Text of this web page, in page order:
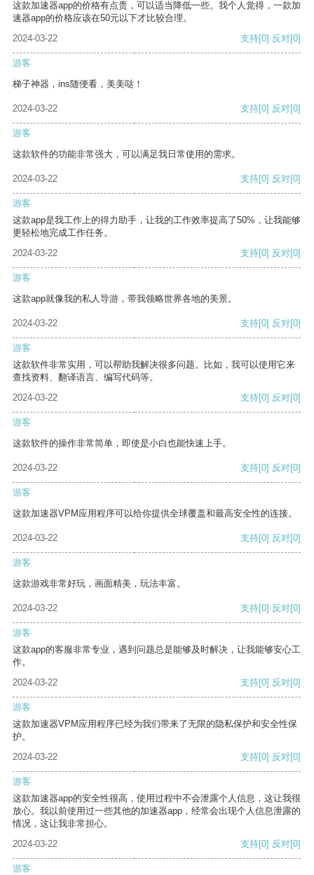
这款加速器app的价格有点贵，可以适当降低一些。我个人觉得，一款加
速器app的价格应该在50元以下才比较合理。
2024-03-22
支持[0] 反对[0]
游客
梯子神器，ins随便看，美美哒！
2024-03-22 支持[0] 反对[0]
游客
这款软件的功能非常强大，可以满足我日常使用的需求。
2024-03-22 支持[0] 反对[0]
游客
这款app是我工作上的得力助手，让我的工作效率提高了50%，让我能够
更轻松地完成工作任务。
2024-03-22
支持[0] 反对[0]
游客
这款app就像我的私人导游，带我领略世界各地的美景。
2024-03-22 支持[0] 反对[0]
游客
这款软件非常实用，可以帮助我解决很多问题。比如，我可以使用它来
查找资料、翻译语言、编写代码等。
2024-03-22
支持[0] 反对[0]
游客
这款软件的操作非常简单，即使是小白也能快速上手。
2024-03-22 支持[0] 反对[0]
游客
这款加速器VPM应用程序可以给你提供全球覆盖和最高安全性的连接。
2024-03-22 支持[0] 反对[0]
游客
这款游戏非常好玩，画面精美，玩法丰富。
2024-03-22 支持[0] 反对[0]
游客
这款app的客服非常专业，遇到问题总是能够及时解决，让我能够安心工
作。
2024-03-22
支持[0] 反对[0]
游客
这款加速器VPM应用程序已经为我们带来了无限的隐私保护和安全性保
护。
2024-03-22
支持[0] 反对[0]
游客
这款加速器app的安全性很高，使用过程中不会泄露个人信息，这让我很
放心。我以前使用过一些其他的加速器app，经常会出现个人信息泄露的
情况，这让我非常担心。
2024-03-22
支持[0] 反对[0]
游客